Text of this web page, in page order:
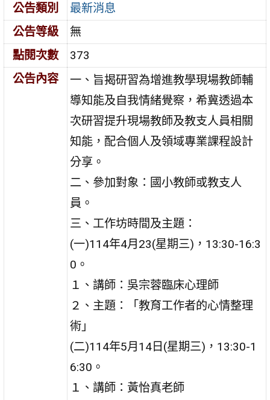
公告類別
最新消息
公告等級
無
點閱次數
373
公告內容
一、旨揭研習為增進教學現場教師輔
導知能及自我情緒覺察，希冀透過本
次研習提升現場教師及教支人員相關
知能，配合個人及領域專業課程設計
分享。
二、參加對象：國小教師或教支人
員。
三、工作坊時間及主題：
(一)114年4月23(星期三)，13:30-16:3
0。
１、講師：吳宗蓉臨床心理師
２、主題：「教育工作者的心情整理
術」
(二)114年5月14日(星期三)，13:30-1
6:30。
１、講師：黃怡真老師